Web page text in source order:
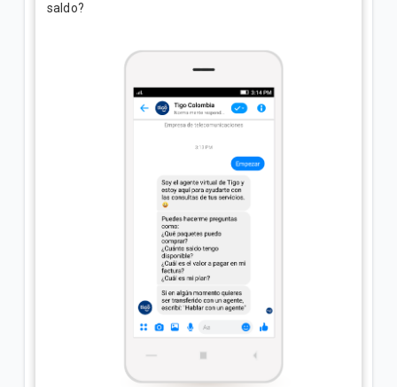
saldo?